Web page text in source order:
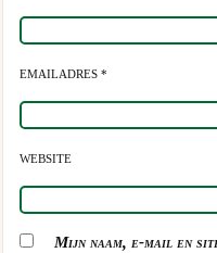
EMAILADRES *
WEBSITE
Mijn naam, e-mail en